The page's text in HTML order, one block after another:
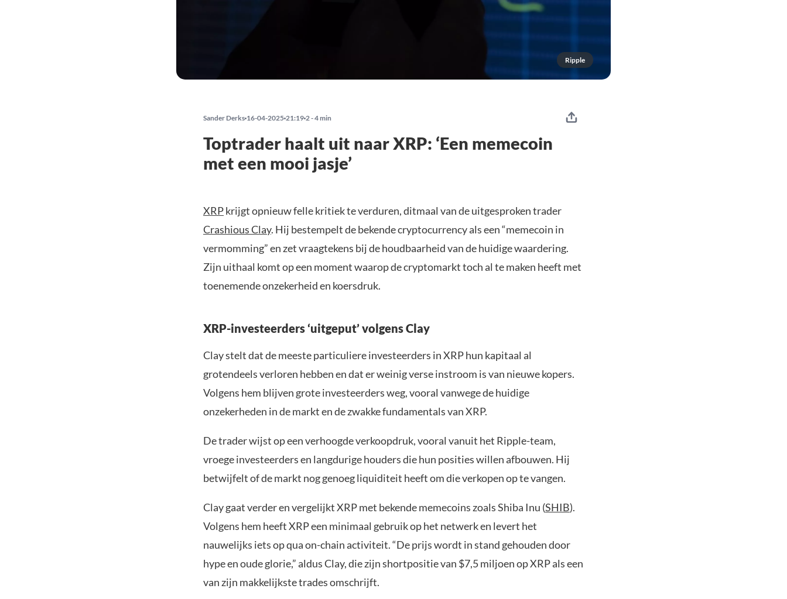
Ripple
Sander Derks 16-04-2025 21:19 2 - 4 min
Toptrader haalt uit naar XRP: ‘Een memecoin
met een mooi jasje’
XRPkrijgt opnieuw felle kritiek te verduren, ditmaal van de uitgesproken trader
Crashious Clay. Hij bestempelt de bekende cryptocurrency als een “memecoin in
vermomming” en zet vraagtekens bij de houdbaarheid van de huidige waardering.
Zijn uithaal komt op een moment waarop de cryptomarkt toch al te maken heeft met
toenemende onzekerheid en koersdruk.
XRP-investeerders ‘uitgeput’ volgens Clay
Clay stelt dat de meeste particuliere investeerders in XRP hun kapitaal al
grotendeels verloren hebben en dat er weinig verse instroom is van nieuwe kopers.
Volgens hem blijven grote investeerders weg, vooral vanwege de huidige
onzekerheden in de markt en de zwakke fundamentals van XRP.
De trader wijst op een verhoogde verkoopdruk, vooral vanuit het Ripple-team,
vroege investeerders en langdurige houders die hun posities willen afbouwen. Hij
betwijfelt of de markt nog genoeg liquiditeit heeft om die verkopen op te vangen.
Clay gaat verder en vergelijkt XRP met bekende memecoins zoals Shiba Inu (SHIB).
Volgens hem heeft XRP een minimaal gebruik op het netwerk en levert het
nauwelijks iets op qua on-chain activiteit. “De prijs wordt in stand gehouden door
hype en oude glorie,” aldus Clay, die zijn shortpositie van $7,5 miljoen op XRP als een
van zijn makkelijkste trades omschrijft.